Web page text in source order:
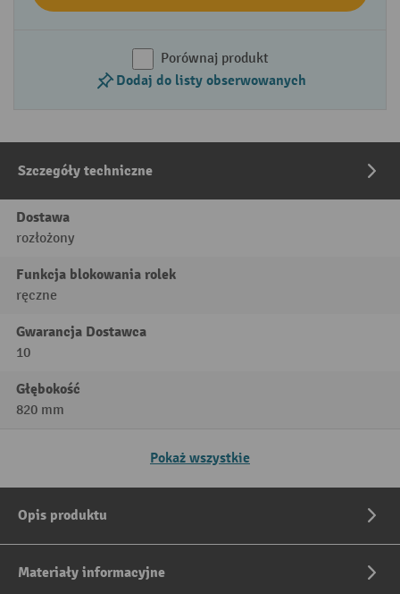
Porównaj produkt
Dodaj do listy obserwowanych
Szczegóły techniczne
Dostawa
rozłożony
Funkcja blokowania rolek
ręczne
Gwarancja Dostawca
10
Głębokość
820 mm
Pokaż wszystkie
Opis produktu
Materiały informacyjne